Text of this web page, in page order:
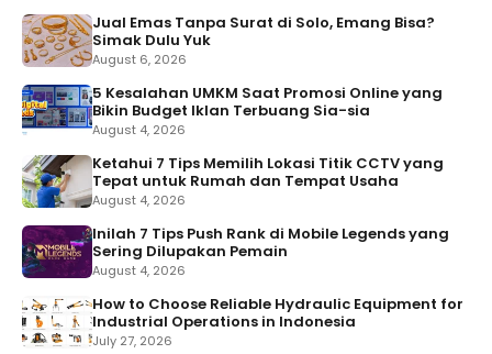
Jual Emas Tanpa Surat di Solo, Emang Bisa?
Simak Dulu Yuk
August 6, 2026
5 Kesalahan UMKM Saat Promosi Online yang
Bikin Budget Iklan Terbuang Sia-sia
August 4, 2026
Ketahui 7 Tips Memilih Lokasi Titik CCTV yang
Tepat untuk Rumah dan Tempat Usaha
August 4, 2026
Inilah 7 Tips Push Rank di Mobile Legends yang
Sering Dilupakan Pemain
August 4, 2026
How to Choose Reliable Hydraulic Equipment for
Industrial Operations in Indonesia
July 27, 2026